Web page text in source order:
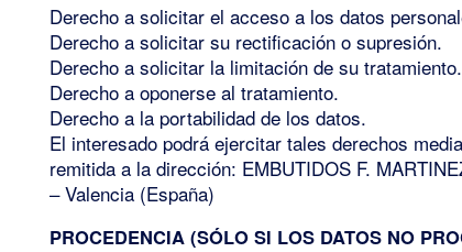
Derecho a solicitar el acceso a los datos
Derecho a solicitar su rectificación o supresión.
Derecho a solicitar la limitación de su tratamiento.
Derecho a oponerse al tratamiento.
Derecho a la portabilidad de los datos.
El interesado podrá ejercitar tales derechos
remitida a la dirección: EMBUTIDOS F.
– Valencia (España)
PROCEDENCIA (SÓLO SI LOS DATOS NO